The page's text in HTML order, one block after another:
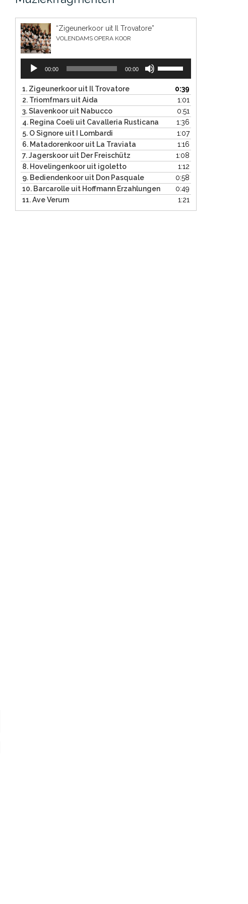
“Zigeunerkoor uit Il Trovatore”
VOLENDAMS OPERA KOOR
Audiospeler
00:00 00:00
Omhoog/Omlaag
om
het
volume
te
verhogen
verlagen.
1. Zigeunerkoor uit Il Trovatore
0:39
2. Triomfmars uit Aida
1:01
3. Slavenkoor uit Nabucco
0:51
4. Regina Coeli uit Cavalleria Rusticana
1:36
5. O Signore uit I Lombardi
1:07
6. Matadorenkoor uit La Traviata
1:16
7. Jagerskoor uit Der Freischütz
1:08
8. Hovelingenkoor uit igoletto
1:12
9. Bediendenkoor uit Don Pasquale
0:58
10. Barcarolle uit Hoffmann Erzahlungen
0:49
11. Ave Verum
1:21